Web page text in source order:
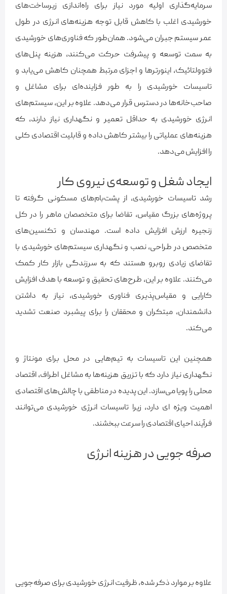
سرمایه‌گذاری اولیه مورد نیاز برای راه‌اندازی زیرساخت‌های
خورشیدی اغلب با کاهش قابل توجه هزینه‌های انرژی در طول
عمر سیستم جبران می‌شود. همان‌طور که فناوری‌های خورشیدی
به سمت توسعه و پیشرفت حرکت می‌کنند، هزینه پنل‌های
فتوولتائیک، اینورترها و اجزای مرتبط همچنان کاهش می‌یابد و
تاسیسات خورشیدی را به طور فزاینده‌ای برای مشاغل و
صاحب‌خانه‌ها در دسترس قرار می‌دهد. علاوه بر این، سیستم‌های
انرژی خورشیدی به حداقل تعمیر و نگهداری نیاز دارند، که
هزینه‌های عملیاتی را بیشتر کاهش داده و قابلیت اقتصادی کلی
را افزایش می‌دهد.
ایجاد شغل و توسعه‌ی نیروی کار
رشد تاسیسات خورشیدی، از پشت‌بام‌های مسکونی گرفته تا
پروژه‌های بزرگ مقیاس، تقاضا برای متخصصان ماهر را در کل
زنجیره ارزش افزایش داده است. مهندسان و تکنسین‌های
متخصص در طراحی، نصب و نگهداری سیستم‌های خورشیدی با
تقاضای زیادی روبرو هستند که به سرزندگی بازار کار کمک
می‌کنند. علاوه بر این، طرح‌های تحقیق و توسعه با هدف افزایش
کارایی و مقیاس‌پذیری فناوری خورشیدی، نیاز به داشتن
دانشمندان، مبتکران و محققان را برای پیشبرد صنعت تشدید
می‌کند.
همچنین این تاسیسات به تیم‌هایی در محل برای مونتاژ و
نگهداری نیاز دارد که با تزریق هزینه‌ها به مشاغل اطراف، اقتصاد
محلی را پویا می‌سازد. این پدیده در مناطقی با چالش‌های اقتصادی
اهمیت ویژه ای دارد، زیرا تاسیسات انرژی خورشیدی می‌توانند
فرآیند احیای اقتصادی را سرعت ببخشند.
صرفه جویی در هزینه انرژی
علاوه بر موارد ذکر شده، ظرفیت انرژی خورشیدی برای صرفه‌جویی